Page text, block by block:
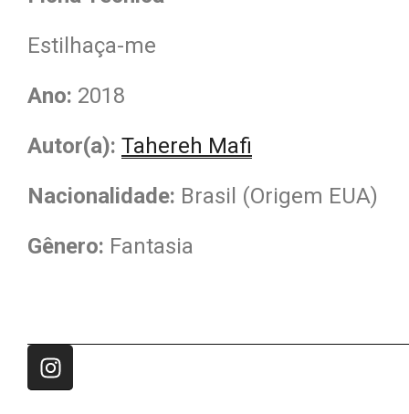
Estilhaça-me
Ano: 2018
Autor(a): Tahereh Mafi
Nacionalidade: Brasil (Origem EUA)
Gênero: Fantasia